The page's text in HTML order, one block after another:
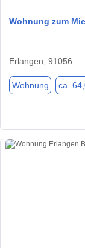
Wohnung zum
Erlangen, 91056
Wohnung ca.